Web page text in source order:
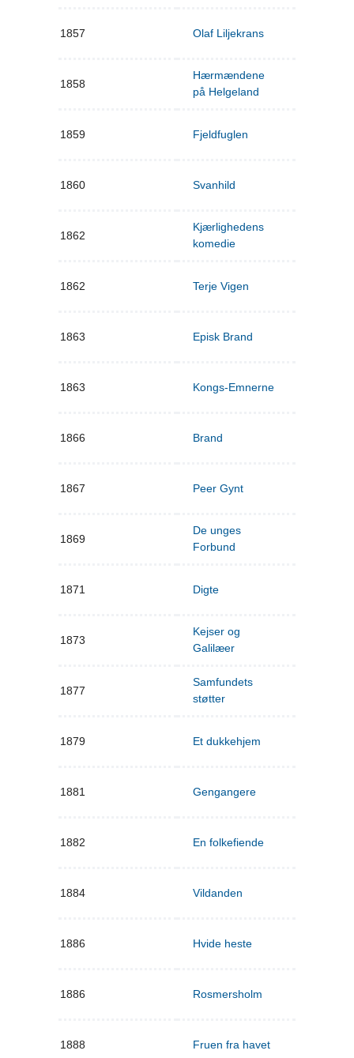
1857 Olaf Liljekrans
1858
Hærmændene
på Helgeland
1859 Fjeldfuglen
1860 Svanhild
1862
Kjærlighedens
komedie
1862 Terje Vigen
1863 Episk Brand
1863 Kongs-Emnerne
1866 Brand
1867 Peer Gynt
1869
De unges
Forbund
1871 Digte
1873
Kejser og
Galilæer
1877
Samfundets
støtter
1879 Et dukkehjem
1881 Gengangere
1882 En folkefiende
1884 Vildanden
1886 Hvide heste
1886 Rosmersholm
1888 Fruen fra havet